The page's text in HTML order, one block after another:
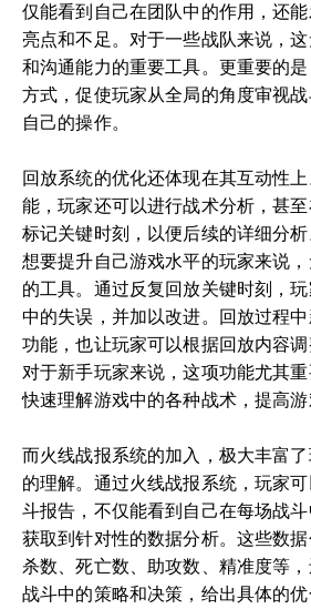
仅能看到自己在团队中的作用，还
亮点和不足。对于一些战队来说，
和沟通能力的重要工具。更重要的
方式，促使玩家从全局的角度审视
自己的操作。
回放系统的优化还体现在其互动性
能，玩家还可以进行战术分析，甚
标记关键时刻，以便后续的详细分
想要提升自己游戏水平的玩家来说
的工具。通过反复回放关键时刻，
中的失误，并加以改进。回放过程
功能，也让玩家可以根据回放内容调
对于新手玩家来说，这项功能尤其
快速理解游戏中的各种战术，提高游
而火线战报系统的加入，极大丰富
的理解。通过火线战报系统，玩家
斗报告，不仅能看到自己在每场战
获取到针对性的数据分析。这些数
杀数、死亡数、助攻数、精准度等
战斗中的策略和决策，给出具体的